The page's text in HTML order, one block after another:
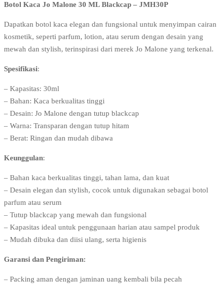
Botol Kaca Jo Malone 30 ML Blackcap – JMH30P
Dapatkan botol kaca elegan dan fungsional untuk menyimpan cairan
kosmetik, seperti parfum, lotion, atau serum dengan desain yang
mewah dan stylish, terinspirasi dari merek Jo Malone yang terkenal.
Spesifikasi:
– Kapasitas: 30ml
– Bahan: Kaca berkualitas tinggi
– Desain: Jo Malone dengan tutup blackcap
– Warna: Transparan dengan tutup hitam
– Berat: Ringan dan mudah dibawa
Keunggulan:
– Bahan kaca berkualitas tinggi, tahan lama, dan kuat
– Desain elegan dan stylish, cocok untuk digunakan sebagai botol
parfum atau serum
– Tutup blackcap yang mewah dan fungsional
– Kapasitas ideal untuk penggunaan harian atau sampel produk
– Mudah dibuka dan diisi ulang, serta higienis
Garansi dan Pengiriman:
– Packing aman dengan jaminan uang kembali bila pecah